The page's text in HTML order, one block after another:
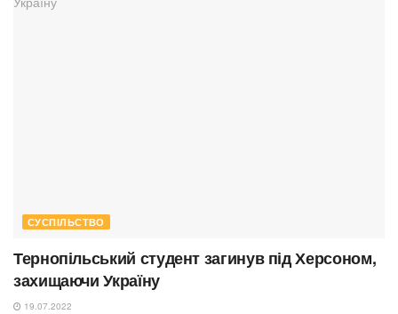
СУСПІЛЬСТВО
Тернопільський студент загинув під Херсоном,
захищаючи Україну
19.07.2022